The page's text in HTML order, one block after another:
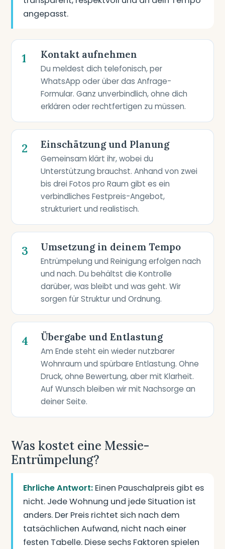
angepasst.
1 Kontakt aufnehmen
Du meldest dich telefonisch, per
WhatsApp oder über das Anfrage-
Formular. Ganz unverbindlich, ohne dich
erklären oder rechtfertigen zu müssen.
2 Einschätzung und Planung
Gemeinsam klärt ihr, wobei du
Unterstützung brauchst. Anhand von zwei
bis drei Fotos pro Raum gibt es ein
verbindliches Festpreis-Angebot,
strukturiert und realistisch.
3 Umsetzung in deinem Tempo
Entrümpelung und Reinigung erfolgen nach
und nach. Du behältst die Kontrolle
darüber, was bleibt und was geht. Wir
sorgen für Struktur und Ordnung.
4 Übergabe und Entlastung
Am Ende steht ein wieder nutzbarer
Wohnraum und spürbare Entlastung. Ohne
Druck, ohne Bewertung, aber mit Klarheit.
Auf Wunsch bleiben wir mit Nachsorge an
deiner Seite.
Was kostet eine Messie-
Entrümpelung?
Ehrliche Antwort: Einen Pauschalpreis gibt es
nicht. Jede Wohnung und jede Situation ist
anders. Der Preis richtet sich nach dem
tatsächlichen Aufwand, nicht nach einer
festen Tabelle. Diese sechs Faktoren spielen